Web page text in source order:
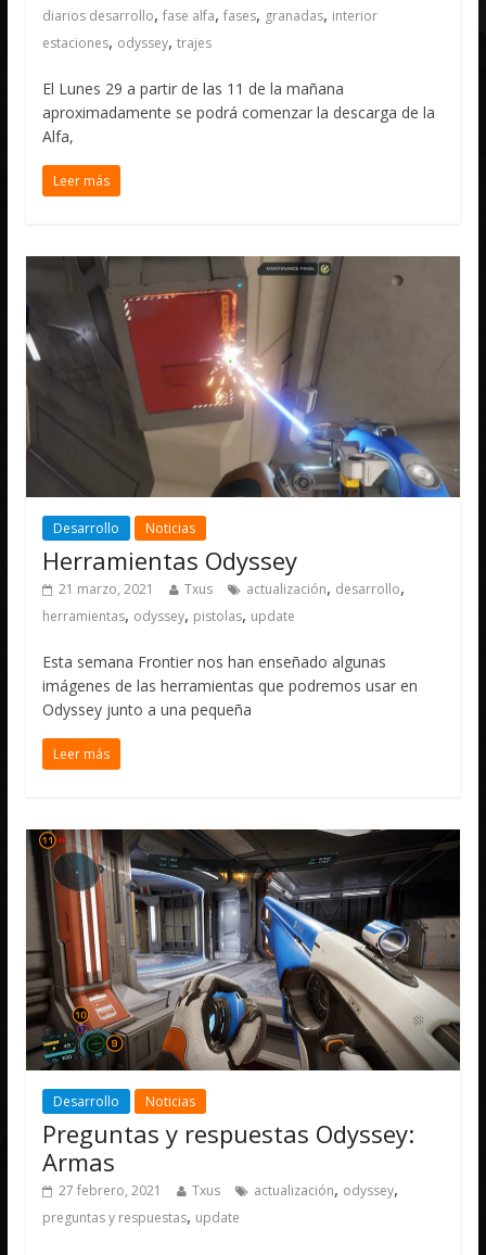
diarios desarrollo,fase alfa,fases, granadas, interior
estaciones, odyssey,trajes
El Lunes 29 a partir de las 11 de la mañana
aproximadamente se podrá comenzar la descarga de la
Alfa,
Leer más
Desarrollo Noticias
Herramientas Odyssey
21 marzo, 2021 Txus actualización, desarrollo,
herramientas, odyssey, pistolas, update
Esta semana Frontier nos han enseñado algunas
imágenes de las herramientas que podremos usar en
Odyssey junto a una pequeña
Leer más
Desarrollo Noticias
Preguntas y respuestas Odyssey:
Armas
27 febrero, 2021 Txus actualización, odyssey,
preguntas y respuestas, update